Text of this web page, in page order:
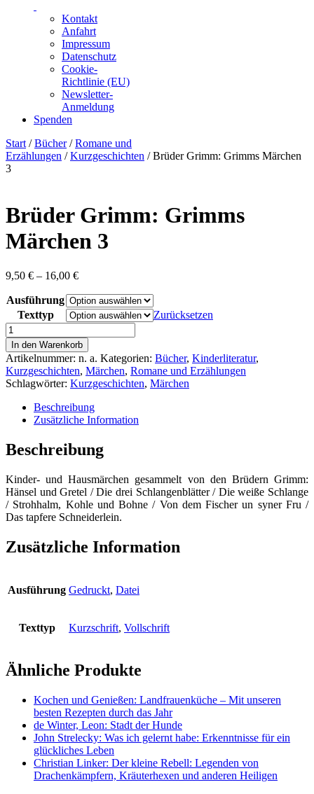
Kontakt
Anfahrt
Impressum
Datenschutz
Cookie-
Richtlinie (EU)
Newsletter-
Anmeldung
Spenden
Skip
to
content
Start /Bücher/Romane und
Erzählungen /Kurzgeschichten / Brüder Grimm: Grimms Märchen
3
Brüder Grimm: Grimms
Märchen 3
9,50 € – 16,00 €Preisspanne:
bis
16,00 €
Ausführung
Texttyp
Zurücksetzen
Brüder
Grimm:
Grimms
Märchen
3
Menge
In den Warenkorb
Artikelnummer: n. a. Kategorien: Bücher, Kinderliteratur,
Kurzgeschichten, Märchen, Romane und Erzählungen
Schlagwörter: Kurzgeschichten, Märchen
Beschreibung
Zusätzliche Information
Beschreibung
Kinder- und Hausmärchen gesammelt von den Brüdern Grimm:
Hänsel und Gretel / Die drei Schlangenblätter / Die weiße Schlange
/ Strohhalm, Kohle und Bohne / Von dem Fischer un syner Fru /
Das tapfere Schneiderlein.
Zusätzliche Information
Ausführung Gedruckt, Datei
Texttyp Kurzschrift, Vollschrift
Ähnliche Produkte
Kochen und Genießen: Landfrauenküche – Mit unseren
besten Rezepten durch das Jahr
de Winter, Leon: Stadt der Hunde
John Strelecky: Was ich gelernt habe: Erkenntnisse für ein
glückliches Leben
Christian Linker: Der kleine Rebell: Legenden von
Drachenkämpfern, Kräuterhexen und anderen Heiligen